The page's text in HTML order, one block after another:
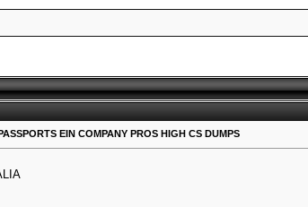
EIN COMPANY PROS HIGH CS DUMPS